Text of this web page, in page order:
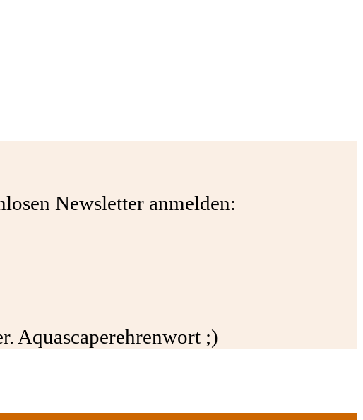
Newsletter anmelden:
Aquascaperehrenwort ;)